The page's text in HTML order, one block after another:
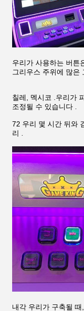
우리가 사용하는 버튼
그리우스 주위에 많은
칠레, 멕시코 .우리가
조정될 수 있습니다 .
72 우리 몇 시간 뒤와
리 .
내각 우리가 구축될